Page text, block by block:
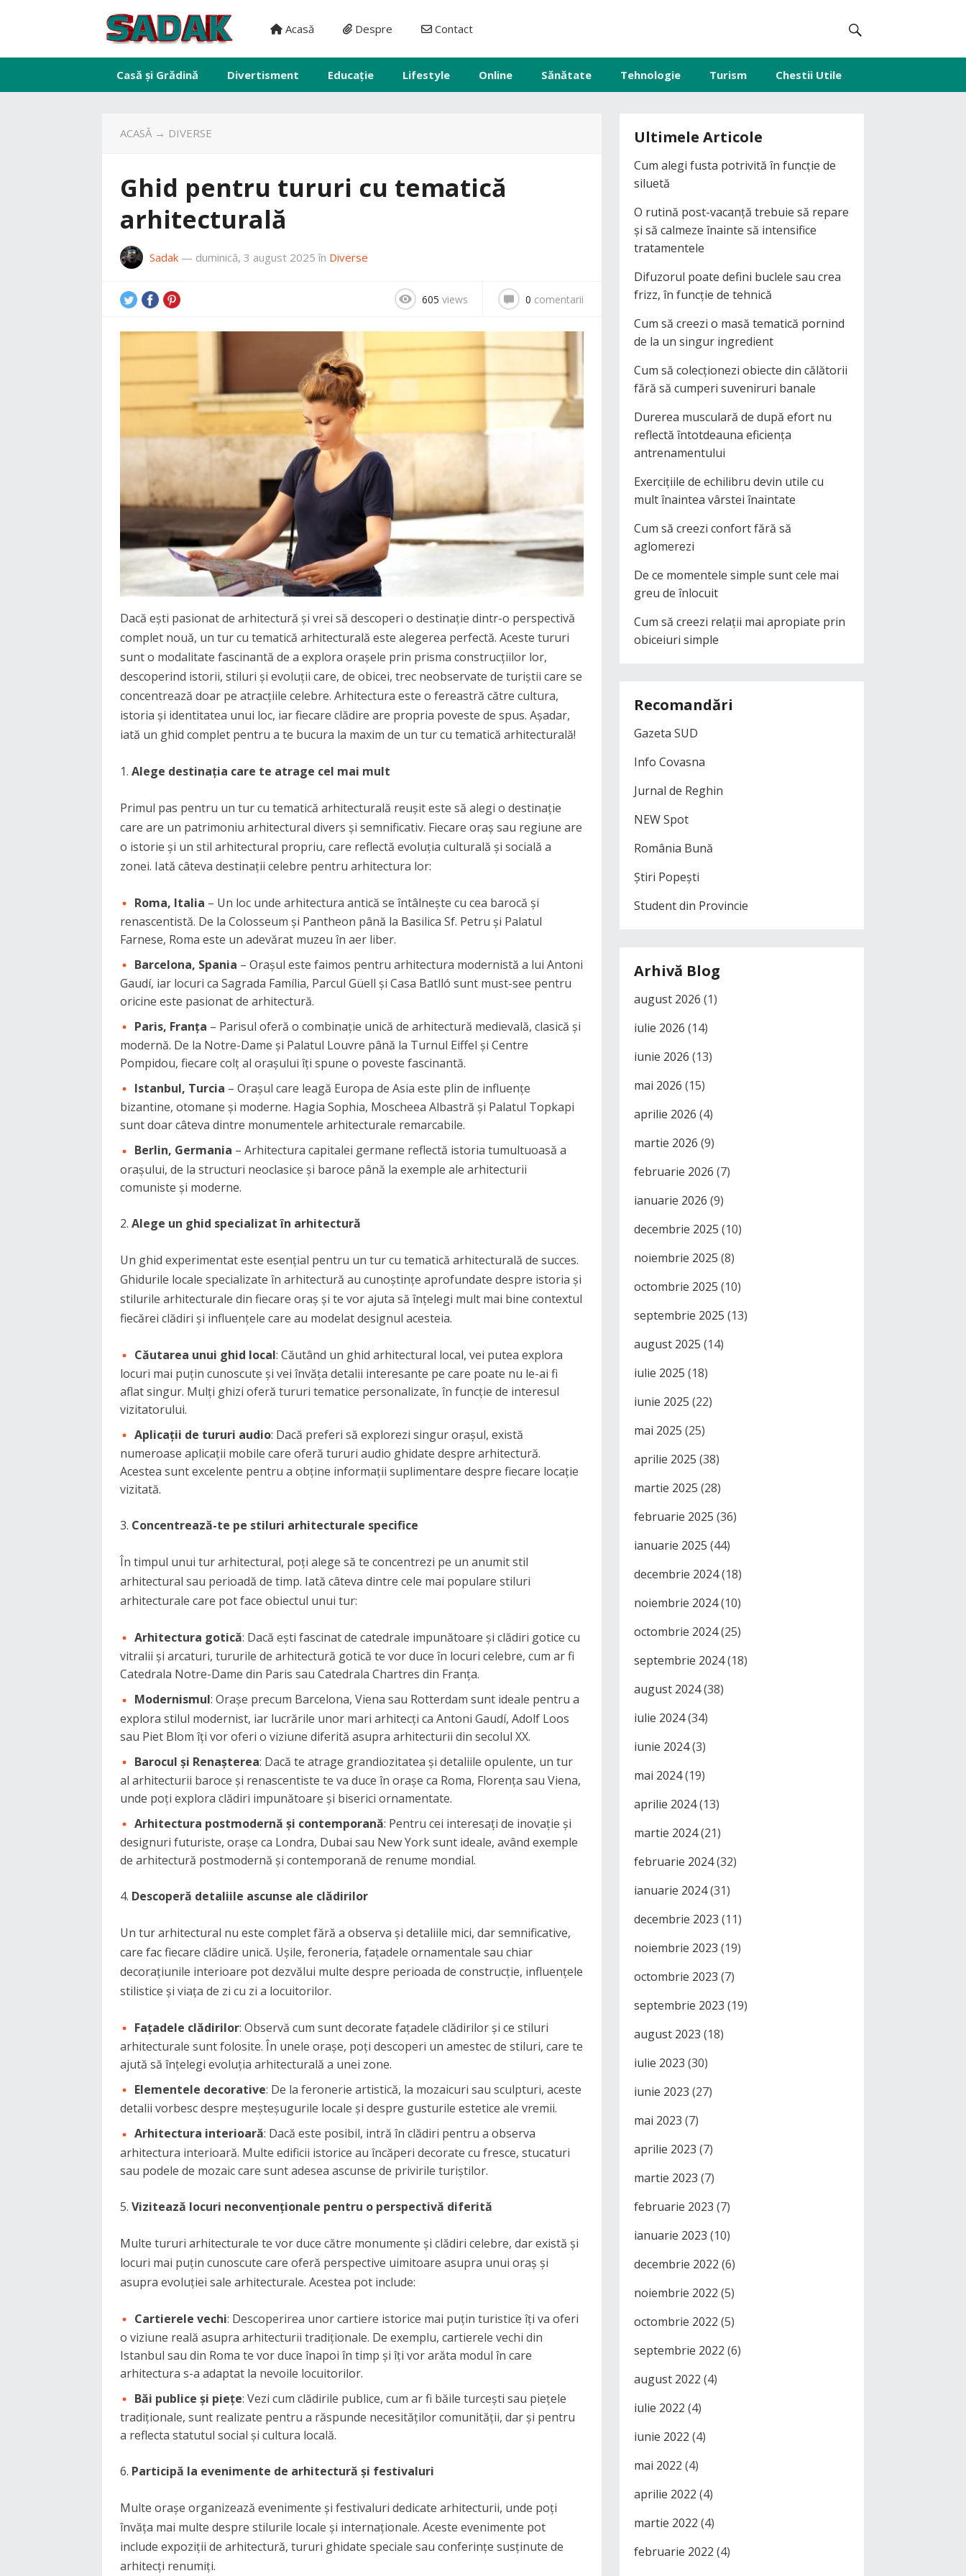
Acasă Despre Contact
Casă și Grădină Divertisment Educație Lifestyle Online Sănătate Tehnologie Turism Chestii Utile
ACASĂ→ DIVERSE
Ghid pentru tururi cu tematică
arhitecturală
Sadak — duminică, 3 august 2025 în Diverse
605 views 0 comentarii
Dacă ești pasionat de arhitectură și vrei să descoperi o destinație dintr-o perspectivă
complet nouă, un tur cu tematică arhitecturală este alegerea perfectă. Aceste tururi
sunt o modalitate fascinantă de a explora orașele prin prisma construcțiilor lor,
descoperind istorii, stiluri și evoluții care, de obicei, trec neobservate de turiștii care se
concentrează doar pe atracțiile celebre. Arhitectura este o fereastră către cultura,
istoria și identitatea unui loc, iar fiecare clădire are propria poveste de spus. Așadar,
iată un ghid complet pentru a te bucura la maxim de un tur cu tematică arhitecturală!
Alege destinația care te atrage cel mai mult
Primul pas pentru un tur cu tematică arhitecturală reușit este să alegi o destinație
care are un patrimoniu arhitectural divers și semnificativ. Fiecare oraș sau regiune are
o istorie și un stil arhitectural propriu, care reflectă evoluția culturală și socială a
zonei. Iată câteva destinații celebre pentru arhitectura lor:
Roma, Italia – Un loc unde arhitectura antică se întâlnește cu cea barocă și
renascentistă. De la Colosseum și Pantheon până la Basilica Sf. Petru și Palatul
Farnese, Roma este un adevărat muzeu în aer liber.
Barcelona, Spania – Orașul este faimos pentru arhitectura modernistă a lui Antoni
Gaudí, iar locuri ca Sagrada Família, Parcul Güell și Casa Batlló sunt must-see pentru
oricine este pasionat de arhitectură.
Paris, Franța – Parisul oferă o combinație unică de arhitectură medievală, clasică și
modernă. De la Notre-Dame și Palatul Louvre până la Turnul Eiffel și Centre
Pompidou, fiecare colț al orașului îți spune o poveste fascinantă.
Istanbul, Turcia – Orașul care leagă Europa de Asia este plin de influențe
bizantine, otomane și moderne. Hagia Sophia, Moscheea Albastră și Palatul Topkapi
sunt doar câteva dintre monumentele arhitecturale remarcabile.
Berlin, Germania – Arhitectura capitalei germane reflectă istoria tumultuoasă a
orașului, de la structuri neoclasice și baroce până la exemple ale arhitecturii
comuniste și moderne.
Alege un ghid specializat în arhitectură
Un ghid experimentat este esențial pentru un tur cu tematică arhitecturală de succes.
Ghidurile locale specializate în arhitectură au cunoștințe aprofundate despre istoria și
stilurile arhitecturale din fiecare oraș și te vor ajuta să înțelegi mult mai bine contextul
fiecărei clădiri și influențele care au modelat designul acesteia.
Căutarea unui ghid local: Căutând un ghid arhitectural local, vei putea explora
locuri mai puțin cunoscute și vei învăța detalii interesante pe care poate nu le-ai fi
aflat singur. Mulți ghizi oferă tururi tematice personalizate, în funcție de interesul
vizitatorului.
Aplicații de tururi audio: Dacă preferi să explorezi singur orașul, există
numeroase aplicații mobile care oferă tururi audio ghidate despre arhitectură.
Acestea sunt excelente pentru a obține informații suplimentare despre fiecare locație
vizitată.
Concentrează-te pe stiluri arhitecturale specifice
În timpul unui tur arhitectural, poți alege să te concentrezi pe un anumit stil
arhitectural sau perioadă de timp. Iată câteva dintre cele mai populare stiluri
arhitecturale care pot face obiectul unui tur:
Arhitectura gotică: Dacă ești fascinat de catedrale impunătoare și clădiri gotice cu
vitralii și arcaturi, tururile de arhitectură gotică te vor duce în locuri celebre, cum ar fi
Catedrala Notre-Dame din Paris sau Catedrala Chartres din Franța.
Modernismul: Orașe precum Barcelona, Viena sau Rotterdam sunt ideale pentru a
explora stilul modernist, iar lucrările unor mari arhitecți ca Antoni Gaudí, Adolf Loos
sau Piet Blom îți vor oferi o viziune diferită asupra arhitecturii din secolul XX.
Barocul și Renașterea: Dacă te atrage grandiozitatea și detaliile opulente, un tur
al arhitecturii baroce și renascentiste te va duce în orașe ca Roma, Florența sau Viena,
unde poți explora clădiri impunătoare și biserici ornamentate.
Arhitectura postmodernă și contemporană: Pentru cei interesați de inovație și
designuri futuriste, orașe ca Londra, Dubai sau New York sunt ideale, având exemple
de arhitectură postmodernă și contemporană de renume mondial.
Descoperă detaliile ascunse ale clădirilor
Un tur arhitectural nu este complet fără a observa și detaliile mici, dar semnificative,
care fac fiecare clădire unică. Ușile, feroneria, fațadele ornamentale sau chiar
decorațiunile interioare pot dezvălui multe despre perioada de construcție, influențele
stilistice și viața de zi cu zi a locuitorilor.
Fațadele clădirilor: Observă cum sunt decorate fațadele clădirilor și ce stiluri
arhitecturale sunt folosite. În unele orașe, poți descoperi un amestec de stiluri, care te
ajută să înțelegi evoluția arhitecturală a unei zone.
Elementele decorative: De la feronerie artistică, la mozaicuri sau sculpturi, aceste
detalii vorbesc despre meșteșugurile locale și despre gusturile estetice ale vremii.
Arhitectura interioară: Dacă este posibil, intră în clădiri pentru a observa
arhitectura interioară. Multe edificii istorice au încăperi decorate cu fresce, stucaturi
sau podele de mozaic care sunt adesea ascunse de privirile turiștilor.
Vizitează locuri neconvenționale pentru o perspectivă diferită
Multe tururi arhitecturale te vor duce către monumente și clădiri celebre, dar există și
locuri mai puțin cunoscute care oferă perspective uimitoare asupra unui oraș și
asupra evoluției sale arhitecturale. Acestea pot include:
Cartierele vechi: Descoperirea unor cartiere istorice mai puțin turistice îți va oferi
o viziune reală asupra arhitecturii tradiționale. De exemplu, cartierele vechi din
Istanbul sau din Roma te vor duce înapoi în timp și îți vor arăta modul în care
arhitectura s-a adaptat la nevoile locuitorilor.
Băi publice și piețe: Vezi cum clădirile publice, cum ar fi băile turcești sau piețele
tradiționale, sunt realizate pentru a răspunde necesităților comunității, dar și pentru
a reflecta statutul social și cultura locală.
Participă la evenimente de arhitectură și festivaluri
Multe orașe organizează evenimente și festivaluri dedicate arhitecturii, unde poți
învăța mai multe despre stilurile locale și internaționale. Aceste evenimente pot
include expoziții de arhitectură, tururi ghidate speciale sau conferințe susținute de
arhitecți renumiți.
Ultimele Articole
Cum alegi fusta potrivită în funcție de
siluetă
O rutină post-vacanță trebuie să repare
și să calmeze înainte să intensifice
tratamentele
Difuzorul poate defini buclele sau crea
frizz, în funcție de tehnică
Cum să creezi o masă tematică pornind
de la un singur ingredient
Cum să colecționezi obiecte din călătorii
fără să cumperi suveniruri banale
Durerea musculară de după efort nu
reflectă întotdeauna eficiența
antrenamentului
Exercițiile de echilibru devin utile cu
mult înaintea vârstei înaintate
Cum să creezi confort fără să
aglomerezi
De ce momentele simple sunt cele mai
greu de înlocuit
Cum să creezi relații mai apropiate prin
obiceiuri simple
Recomandări
Gazeta SUD
Info Covasna
Jurnal de Reghin
NEW Spot
România Bună
Știri Popești
Student din Provincie
Arhivă Blog
august 2026 (1)
iulie 2026 (14)
iunie 2026 (13)
mai 2026 (15)
aprilie 2026 (4)
martie 2026 (9)
februarie 2026 (7)
ianuarie 2026 (9)
decembrie 2025 (10)
noiembrie 2025 (8)
octombrie 2025 (10)
septembrie 2025 (13)
august 2025 (14)
iulie 2025 (18)
iunie 2025 (22)
mai 2025 (25)
aprilie 2025 (38)
martie 2025 (28)
februarie 2025 (36)
ianuarie 2025 (44)
decembrie 2024(18)
noiembrie 2024(10)
octombrie 2024(25)
septembrie 2024(18)
august 2024(38)
iulie 2024(34)
iunie 2024(3)
mai 2024(19)
aprilie 2024(13)
martie 2024(21)
februarie 2024(32)
ianuarie 2024(31)
decembrie 2023 (11)
noiembrie 2023 (19)
octombrie 2023 (7)
septembrie 2023 (19)
august 2023 (18)
iulie 2023 (30)
iunie 2023 (27)
mai 2023 (7)
aprilie 2023 (7)
martie 2023 (7)
februarie 2023 (7)
ianuarie 2023 (10)
decembrie 2022 (6)
noiembrie 2022 (5)
octombrie 2022 (5)
septembrie 2022 (6)
august 2022 (4)
iulie 2022 (4)
iunie 2022 (4)
mai 2022 (4)
aprilie 2022 (4)
martie 2022 (4)
februarie 2022 (4)